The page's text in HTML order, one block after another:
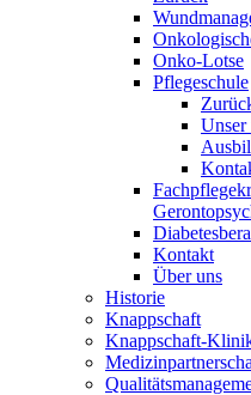
Onko-Lotse
Pflegeschule
Unser
Kontakt
Über uns
Historie
Knappschaft
Knappschaft-